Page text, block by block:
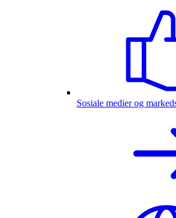
Sosiale medier og